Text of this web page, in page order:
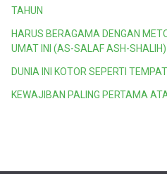
TAHUN
HARUS BERAGAMA DENGAN
UMAT INI (AS-SALAF ASH-SHALIH)
DUNIA INI KOTOR SEPERTI
KEWAJIBAN PALING PERTAMA